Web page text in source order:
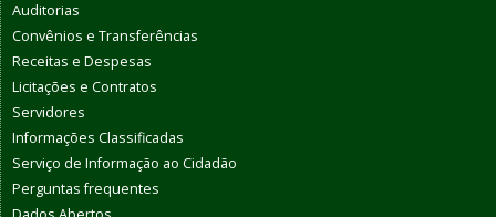
Auditorias
Convênios e Transferências
Receitas e Despesas
Licitações e Contratos
Servidores
Informações Classificadas
Serviço de Informação ao Cidadão
Perguntas frequentes